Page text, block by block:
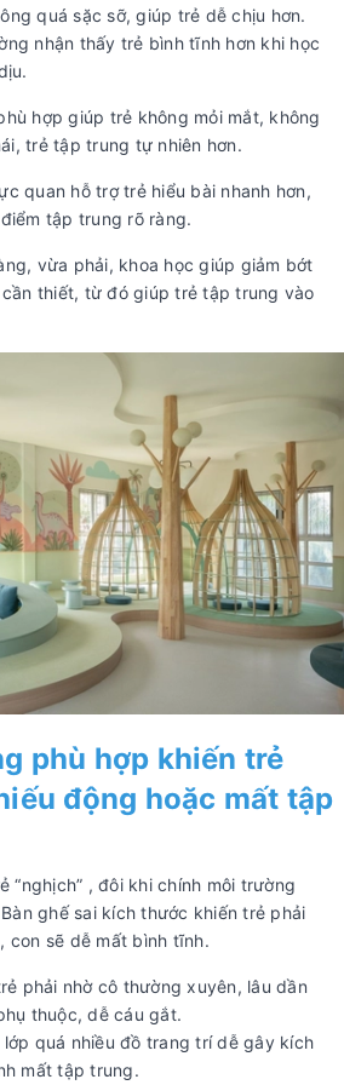
quá sặc sỡ, giúp trẻ dễ chịu hơn.
nhận thấy trẻ bình tĩnh hơn khi học
hợp giúp trẻ không mỏi mắt, không
trẻ tập trung tự nhiên hơn.
quan hỗ trợ trẻ hiểu bài nhanh hơn,
tập trung rõ ràng.
vừa phải, khoa học giúp giảm bớt
thiết, từ đó giúp trẻ tập trung vào
phù hợp khiến trẻ
động hoặc mất tập
“nghịch” , đôi khi chính môi trường
ghế sai kích thước khiến trẻ phải
con sẽ dễ mất bình tĩnh.
phải nhờ cô thường xuyên, lâu dần
thuộc, dễ cáu gắt.
lớp quá nhiều đồ trang trí dễ gây kích
mất tập trung.